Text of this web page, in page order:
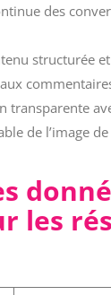
des
structurée
transparente
de l’image
les